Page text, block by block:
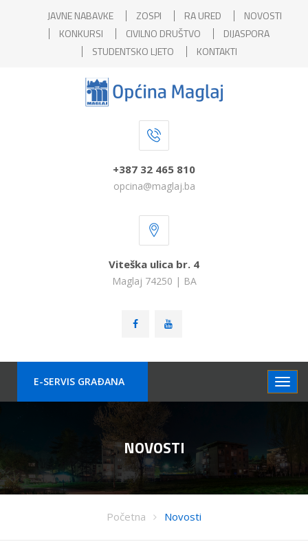
JAVNE NABAVKE ZOSPI RA URED
NOVOSTI
KONKURSI
CIVILNO DRUŠTVO
DIJASPORA
STUDENTSKO LJETO
KONTAKTI
+387 32 465 810
opcina@maglaj.ba
Viteška ulica br. 4
Maglaj 74250 | BA
E-SERVIS GRAÐANA
NOVOSTI
Početna Novosti